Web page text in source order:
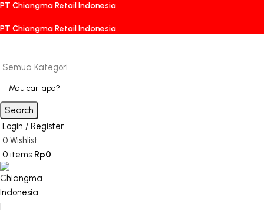
PT Chiangma Retail Indonesia
PT Chiangma Retail Indonesia
Semua Kategori
Search
Login / Register
0 Wishlist
0 items Rp0